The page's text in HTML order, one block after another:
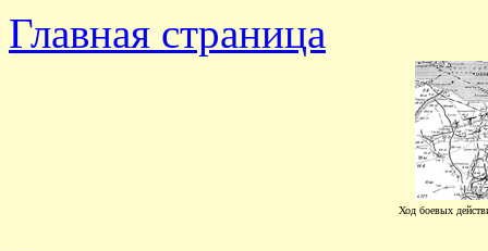
Главная страница
Ход боевых